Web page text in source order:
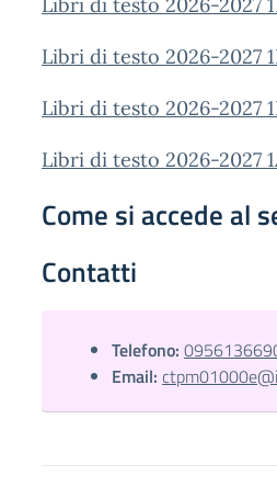
Libri di testo 2026-2027
Libri di testo 2026-2027
Libri di testo 2026-2027
Come si accede al
Contatti
Telefono:
Email: